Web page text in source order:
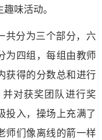
味活动。
共分为三个部分，六
为四组，每组由教师
获得的分数总和进行
对获奖团队进行奖
投入，操场上充满了
师们像离线的箭一样